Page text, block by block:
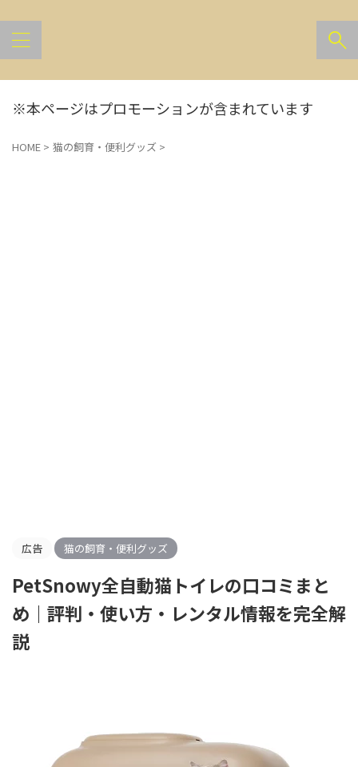
※本ページはプロモーションが含まれています
HOME > 猫の飼育・便利グッズ >
広告 猫の飼育・便利グッズ
PetSnowy全自動猫トイレの口コミまと
め｜評判・使い方・レンタル情報を完全解
説